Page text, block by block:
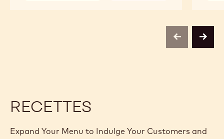
previousnext
RECETTES
Expand Your Menu to Indulge Your Customers and